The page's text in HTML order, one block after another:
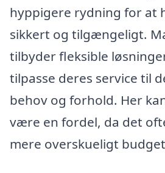
hyppigere rydning for at
sikkert og tilgængeligt.
tilbyder fleksible
tilpasse deres service til
behov og forhold. Her
være en fordel, da det
mere overskueligt